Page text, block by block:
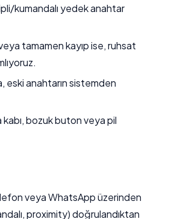
kumandalı yedek anahtar
tamamen kayıp ise, ruhsat
eski anahtarın sistemden
kabı, bozuk buton veya pil
veya WhatsApp üzerinden
proximity) doğrulandıktan